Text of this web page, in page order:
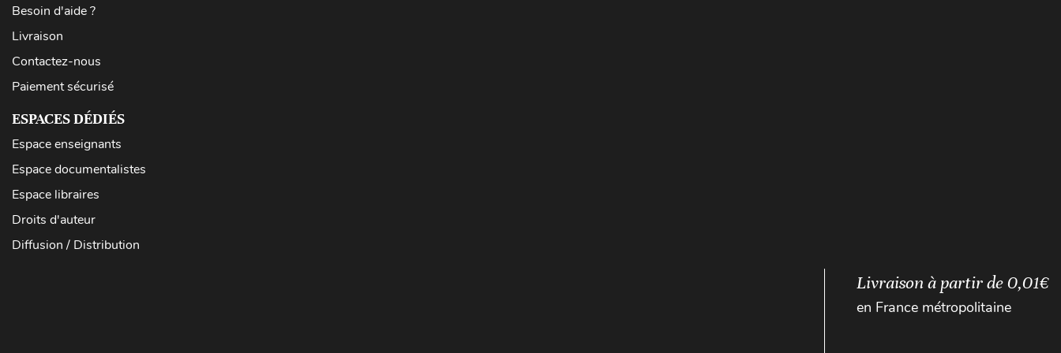
Besoin d'aide ?
Livraison
Contactez-nous
Paiement sécurisé
ESPACES DÉDIÉS
Espace enseignants
Espace documentalistes
Espace libraires
Droits d'auteur
Diffusion / Distribution
Livraison à partir de 0,01€
en France métropolitaine